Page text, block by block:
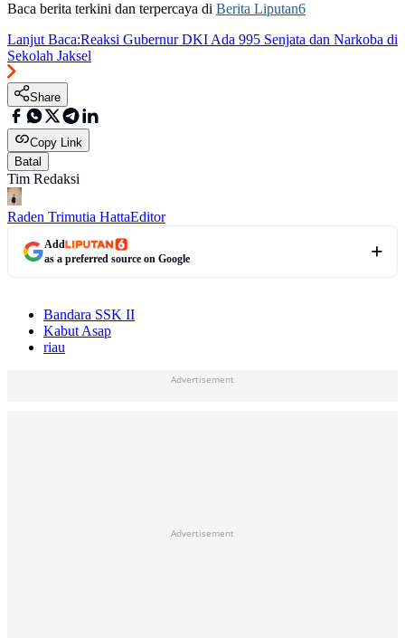
Baca berita terkini dan terpercaya di Berita Liputan6
Lanjut Baca:Reaksi Gubernur DKI Ada 995 Senjata dan Narkoba di
Sekolah Jaksel
Share
Copy Link
Batal
Tim Redaksi
Raden Trimutia HattaEditor
Add
as a preferred source on Google
Bandara SSK II
Kabut Asap
riau
Advertisement
Advertisement